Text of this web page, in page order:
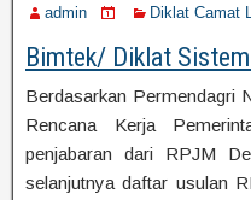
admin Diklat Camat
Bimtek/ Diklat
Berdasarkan Permendagri
Rencana Kerja
penjabaran dari RPJM
selanjutnya daftar usulan